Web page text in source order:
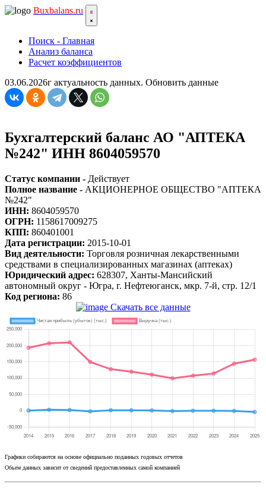
Buxbalans.ru
Поиск - Главная
Анализ баланса
Расчет коэффициентов
03.06.2026г актуальность данных. Обновить данные
Бухгалтерский баланс АО "АПТЕКА
№242" ИНН 8604059570
Статус компании - Действует
Полное название - АКЦИОНЕРНОЕ ОБЩЕСТВО "АПТЕКА
№242"
ИНН: 8604059570
ОГРН: 1158617009275
КПП: 860401001
Дата регистрации: 2015-10-01
Вид деятельности: Торговля розничная лекарственными
средствами в специализированных магазинах (аптеках)
Юридический адрес: 628307, Ханты-Мансийский
автономный округ - Югра, г. Нефтеюганск, мкр. 7-й, стр. 12/1
Код региона: 86
Скачать все данные
Графики собираются на основе официально поданных годовых отчетов
Обьем данных зависит от сведений предоставленных самой компанией